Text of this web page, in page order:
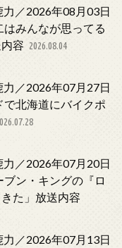
力／2026年08月03日
はみんなが思ってる
容 2026.08.04
力／2026年07月27日
で北海道にバイクポ
力／2026年07月20日
ン・キングの『ロ
た」放送内容
力／2026年07月13日